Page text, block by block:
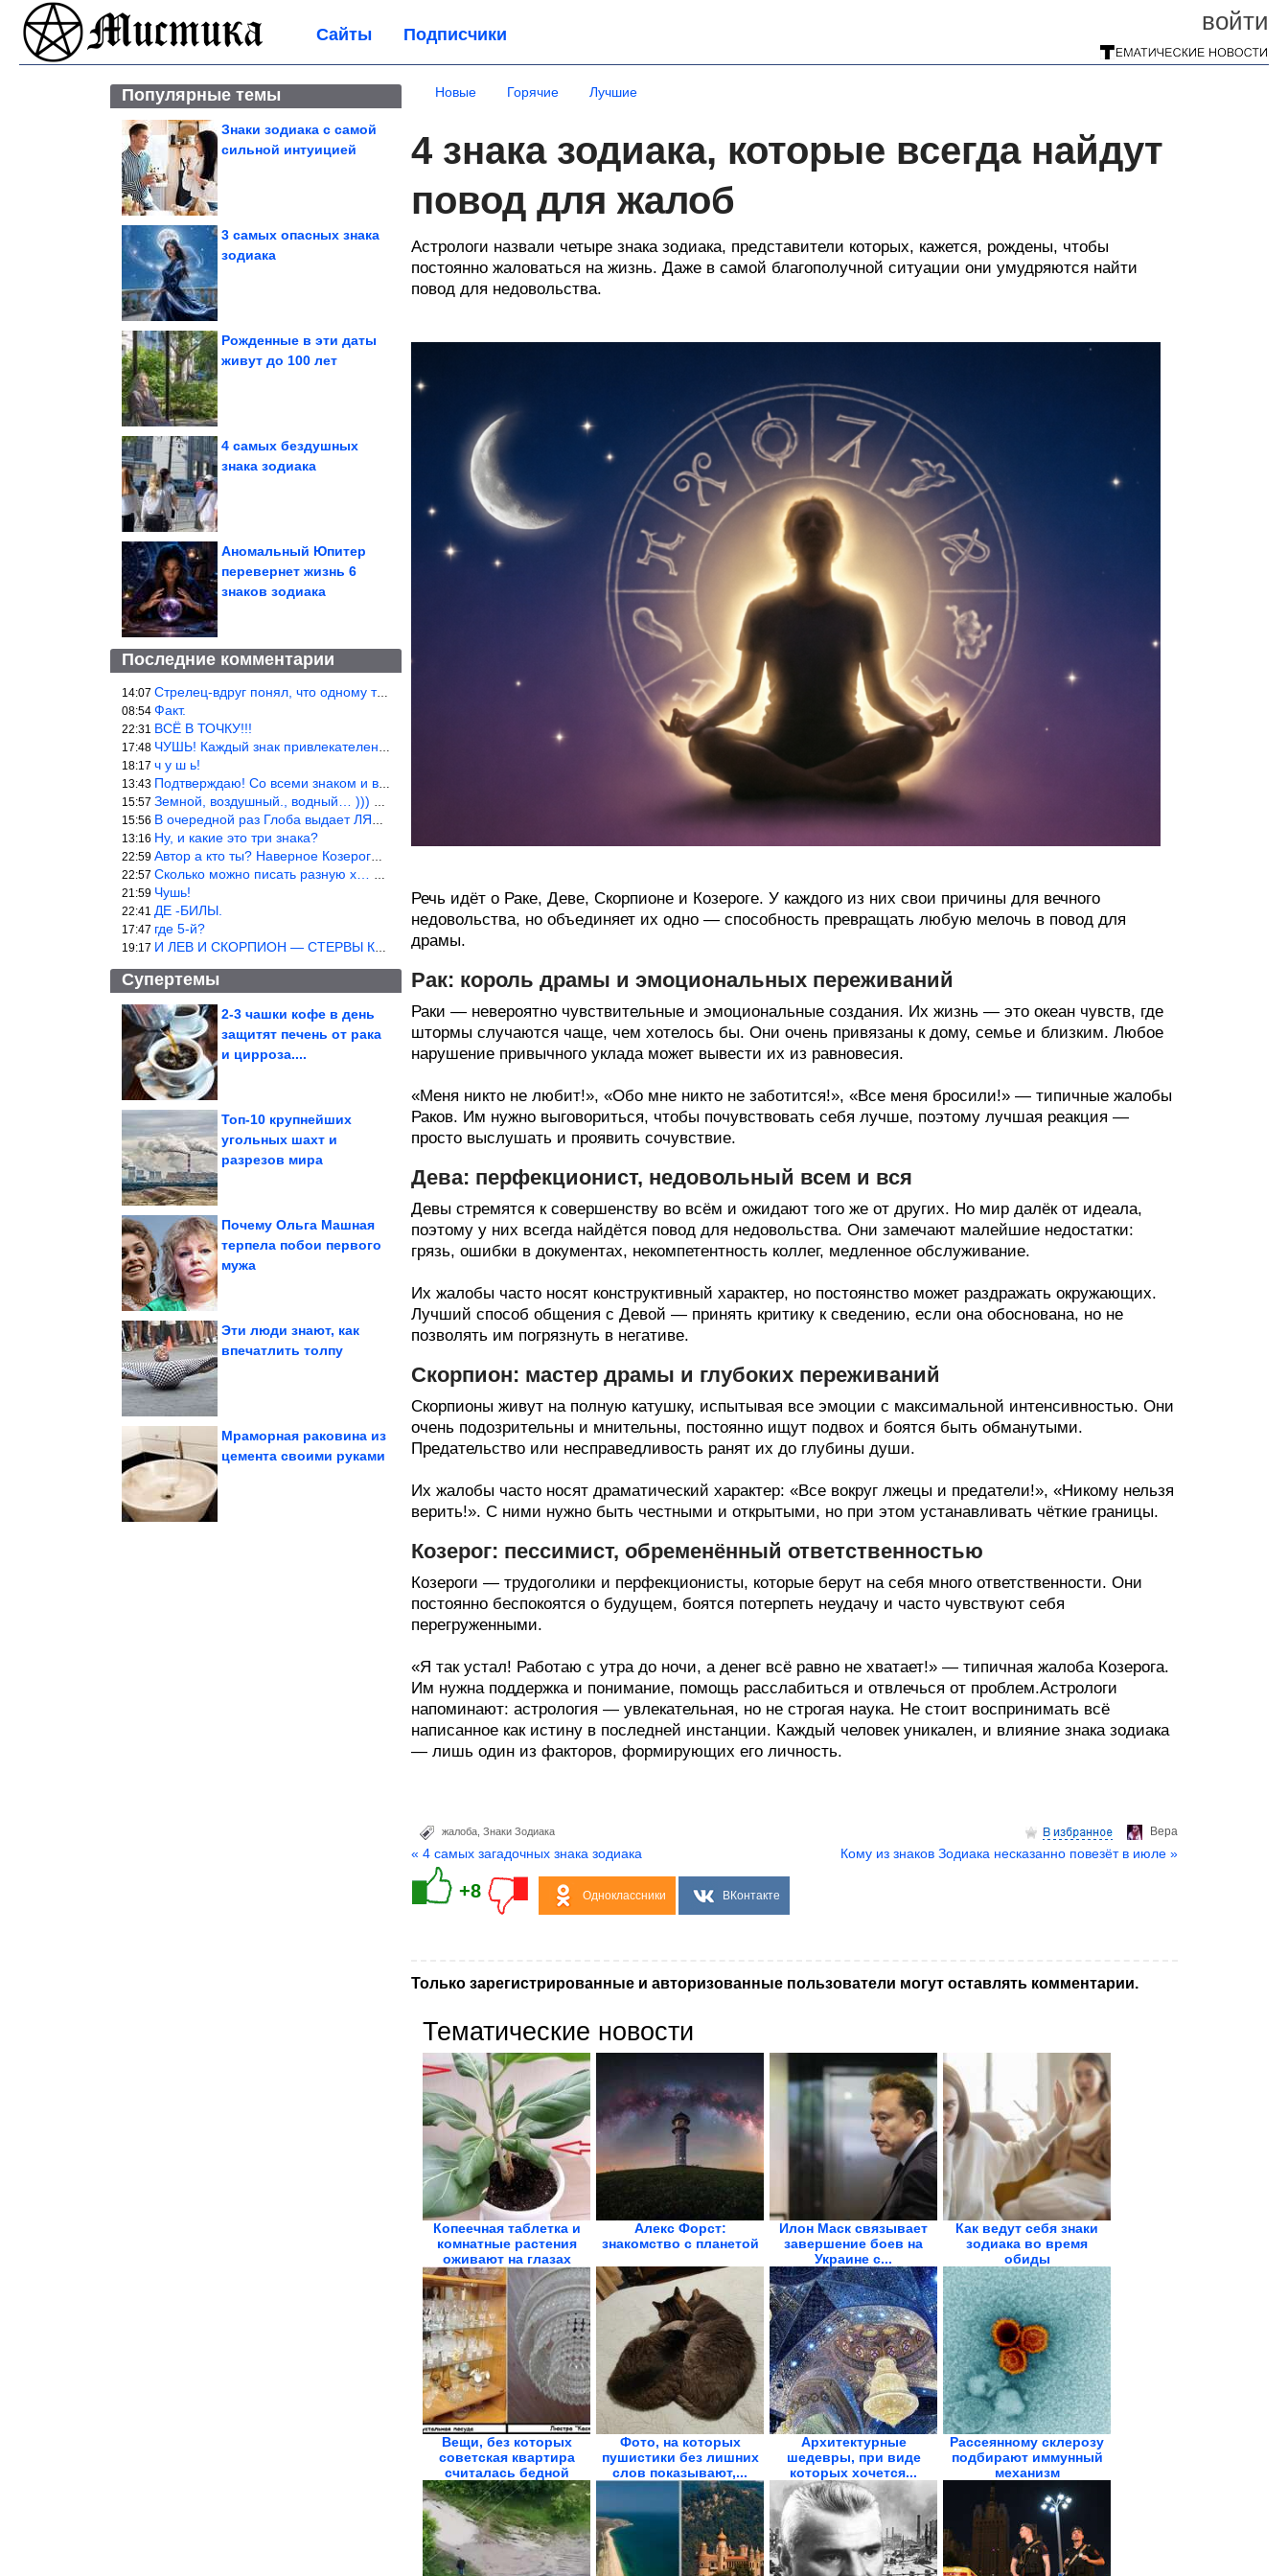
войти
Сайты Подписчики
Популярные темы
Знаки зодиака с самой
сильной интуицией
3 самых опасных знака
зодиака
Рожденные в эти даты
живут до 100 лет
4 самых бездушных
знака зодиака
Аномальный Юпитер
перевернет жизнь 6
знаков зодиака
Последние комментарии
14:07 Стрелец-вдруг понял, что одному то и жить легче.
08:54 Факт.
22:31 ВСЁ В ТОЧКУ!!!
17:48 ЧУШЬ! Каждый знак привлекателен! И среди Весов, Близнецов встреч
18:17 ч у ш ь!
13:43 Подтверждаю! Со всеми знаком и все одиноки и Я )))
15:57 Земной, воздушный., водный… ))) выбери сам трех из 9 )))
15:56 В очередной раз Глоба выдает ЛЯП! А корректоры, редакторы пропус
13:16 Ну, и какие это три знака?
22:59 Автор а кто ты? Наверное Козерог… Рога жена Рыба наставила ))
22:57 Сколько можно писать разную х… йню? Автор что то обкурился?
21:59 Чушь!
22:41 ДЕ -БИЛЫ.
17:47 где 5-й?
19:17 И ЛЕВ И СКОРПИОН — СТЕРВЫ КАКИХ ЕЩЕ ПОИСКАТЬ НАДО
Супертемы
Как старейший
оказался отрезан от
мира....
2-3 чашки кофе в день
защитят печень от рака
и цирроза....
Крутая идея из старых
Топ-10 крупнейших
угольных шахт и
разрезов мира
Почему Ольга Машная
терпела побои первого
мужа
Эти люди знают, как
впечатлить толпу
Мраморная раковина из
цемента своими руками
Новые Горячие Лучшие
4 знака зодиака, которые всегда найдут
повод для жалоб
Астрологи назвали четыре знака зодиака, представители которых, кажется, рождены, чтобы
постоянно жаловаться на жизнь. Даже в самой благополучной ситуации они умудряются найти
повод для недовольства.
Речь идёт о Раке, Деве, Скорпионе и Козероге. У каждого из них свои причины для вечного
недовольства, но объединяет их одно — способность превращать любую мелочь в повод для
драмы.
Рак: король драмы и эмоциональных переживаний
Раки — невероятно чувствительные и эмоциональные создания. Их жизнь — это океан чувств, где
штормы случаются чаще, чем хотелось бы. Они очень привязаны к дому, семье и близким. Любое
нарушение привычного уклада может вывести их из равновесия.
«Меня никто не любит!», «Обо мне никто не заботится!», «Все меня бросили!» — типичные жалобы
Раков. Им нужно выговориться, чтобы почувствовать себя лучше, поэтому лучшая реакция —
просто выслушать и проявить сочувствие.
Дева: перфекционист, недовольный всем и вся
Девы стремятся к совершенству во всём и ожидают того же от других. Но мир далёк от идеала,
поэтому у них всегда найдётся повод для недовольства. Они замечают малейшие недостатки:
грязь, ошибки в документах, некомпетентность коллег, медленное обслуживание.
Их жалобы часто носят конструктивный характер, но постоянство может раздражать окружающих.
Лучший способ общения с Девой — принять критику к сведению, если она обоснована, но не
позволять им погрязнуть в негативе.
Скорпион: мастер драмы и глубоких переживаний
Скорпионы живут на полную катушку, испытывая все эмоции с максимальной интенсивностью. Они
очень подозрительны и мнительны, постоянно ищут подвох и боятся быть обманутыми.
Предательство или несправедливость ранят их до глубины души.
Их жалобы часто носят драматический характер: «Все вокруг лжецы и предатели!», «Никому нельзя
верить!». С ними нужно быть честными и открытыми, но при этом устанавливать чёткие границы.
Козерог: пессимист, обременённый ответственностью
Козероги — трудоголики и перфекционисты, которые берут на себя много ответственности. Они
постоянно беспокоятся о будущем, боятся потерпеть неудачу и часто чувствуют себя
перегруженными.
«Я так устал! Работаю с утра до ночи, а денег всё равно не хватает!» — типичная жалоба Козерога.
Им нужна поддержка и понимание, помощь расслабиться и отвлечься от проблем.Астрологи
напоминают: астрология — увлекательная, но не строгая наука. Не стоит воспринимать всё
написанное как истину в последней инстанции. Каждый человек уникален, и влияние знака зодиака
— лишь один из факторов, формирующих его личность.
Верa
жалоба Знаки Зодиака
« 4 самых загадочных знака зодиака Кому из знаков Зодиака несказанно повезёт в июле »
+8 Одноклассники ВКонтакте
Только зарегистрированные и авторизованные пользователи могут оставлять комментарии.
Тематические новости
Копеечная таблетка и
комнатные растения
оживают на глазах
Алекс Форст:
знакомство с планетой
Илон Маск связывает
завершение боев на
Украине с...
Как ведут себя знаки
зодиака во время
обиды
Вещи, без которых
советская квартира
считалась бедной
Фото, на которых
пушистики без лишних
слов показывают,...
Архитектурные
шедевры, при виде
которых хочется...
Рассеянному склерозу
подбирают иммунный
механизм